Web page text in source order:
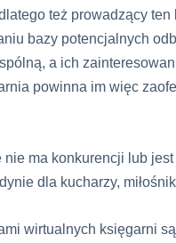
też prowadzący ten
bazy potencjalnych
a ich
powinna im więc
ma konkurencji lub jest
dla kucharzy,
wirtualnych księgarni